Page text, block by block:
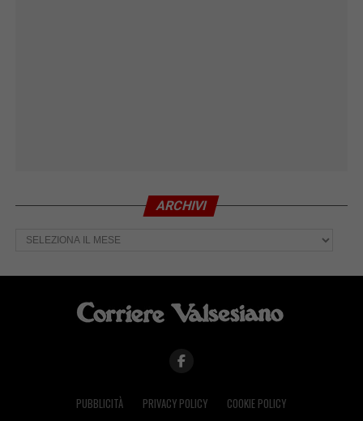
ARCHIVI
Archivi
PUBBLICITÀ PRIVACY POLICY COOKIE POLICY